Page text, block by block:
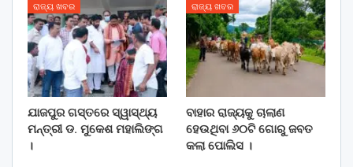
ରାଜ୍ୟ ଖବର
ଯାଜପୁର ଗସ୍ତରେ ସ୍ୱାସ୍ଥ୍ୟ
ମନ୍ତ୍ରୀ ଡ. ମୁକେଶ ମହାଲିଙ୍ଗ
।
ରାଜ୍ୟ ଖବର
ବାହାର ରାଜ୍ୟକୁ ଚାଲାଣ
ହେଉଥିବା ୬୦ଟି ଗୋରୁ ଜବତ
କଲା ପୋଲିସ ।